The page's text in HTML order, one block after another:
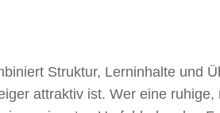
Struktur, Lerninhalte und
attraktiv ist. Wer eine